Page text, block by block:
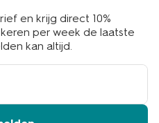
en krijg direct 10%
per week de laatste
kan altijd.